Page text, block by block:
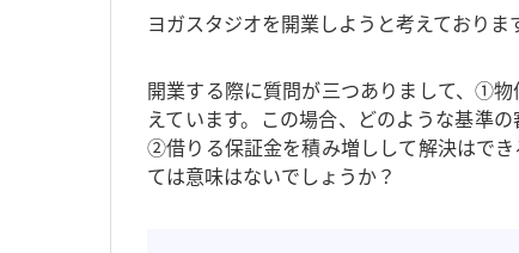
ヨガスタジオを開業しようと考えておりま
開業する際に質問が三つありまして、①
えています。この場合、どのような基準
②借りる保証金を積み増しして解決はで
ては意味はないでしょうか？